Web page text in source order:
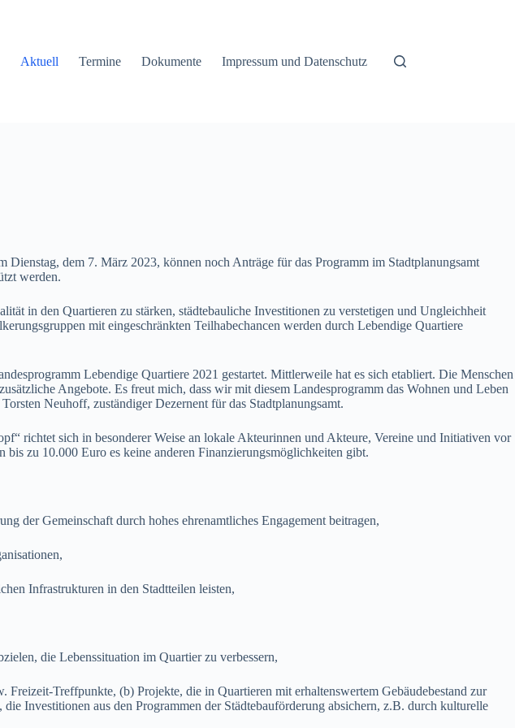
Aktuell Termine Dokumente Impressum und Datenschutz
dem 7. März 2023, können noch Anträge für das Programm im Stadtplanungsamt
werden.
in den Quartieren zu stärken, städtebauliche Investitionen zu verstetigen und Ungleichheit
mit eingeschränkten Teilhabechancen werden durch Lebendige Quartiere
Lebendige Quartiere 2021 gestartet. Mittlerweile hat es sich etabliert. Die Menschen
Angebote. Es freut mich, dass wir mit diesem Landesprogramm das Wohnen und Leben
Neuhoff, zuständiger Dezernent für das Stadtplanungsamt.
richtet sich in besonderer Weise an lokale Akteurinnen und Akteure, Vereine und Initiativen vor
zu 10.000 Euro es keine anderen Finanzierungsmöglichkeiten gibt.
Gemeinschaft durch hohes ehrenamtliches Engagement beitragen,
Infrastrukturen in den Stadtteilen leisten,
die Lebenssituation im Quartier zu verbessern,
Treffpunkte, (b) Projekte, die in Quartieren mit erhaltenswertem Gebäudebestand zur
Investitionen aus den Programmen der Städtebauförderung absichern, z.B. durch kulturelle